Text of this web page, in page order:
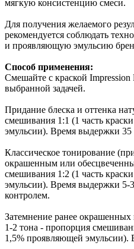
мягкую консистенцию смеси.
Для получения желаемого
рекомендуется соблюдать
и проявляющую эмульсию
Способ применения:
Смешайте с краской Impression
выбранной задачей.
Придание блеска и оттенка
смешивания 1:1 (1 часть
эмульсии). Время выдержки
Классическое тонирование
окрашенным или
смешивания 1:2 (1 часть
эмульсии). Время выдержки 5-
контролем.
Затемнение ранее
1-2 тона - пропорция
1,5% проявляющей